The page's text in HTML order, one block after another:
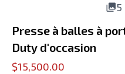
5
Presse à balles à
Duty d'occasion
$15,500.00